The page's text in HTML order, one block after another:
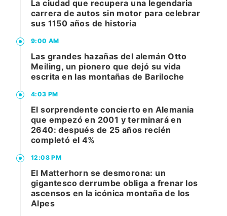
La ciudad que recupera una legendaria
carrera de autos sin motor para celebrar
sus 1150 años de historia
9:00 AM
Las grandes hazañas del alemán Otto
Meiling, un pionero que dejó su vida
escrita en las montañas de Bariloche
4:03 PM
El sorprendente concierto en Alemania
que empezó en 2001 y terminará en
2640: después de 25 años recién
completó el 4%
12:08 PM
El Matterhorn se desmorona: un
gigantesco derrumbe obliga a frenar los
ascensos en la icónica montaña de los
Alpes